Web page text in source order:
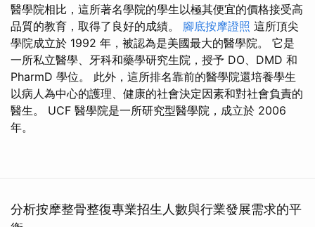
醫學院相比，這所著名學院的學生以極其便宜的價格接受高
品質的教育，取得了良好的成績。 腳底按摩證照 這所頂尖
學院成立於 1992 年，被認為是美國最大的醫學院。 它是
一所私立醫學、牙科和藥學研究生院，授予 DO、DMD 和
PharmD 學位。 此外，這所排名靠前的醫學院還培養學生
以病人為中心的護理、健康的社會決定因素和對社會負責的
醫生。 UCF 醫學院是一所研究型醫學院，成立於 2006
年。
分析按摩整骨整復專業招生人數與行業發展需求的平